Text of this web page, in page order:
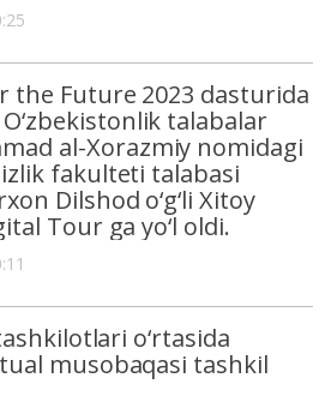
the Future 2023 dasturida
talabalar
al-Xorazmiy nomidagi
fakulteti talabasi
Dilshod o‘g‘li Xitoy
Tour ga yo‘l oldi.
o‘rtasida
musobaqasi tashkil